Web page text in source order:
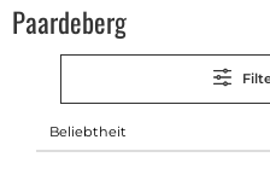
Paardeberg